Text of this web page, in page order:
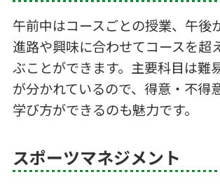
午前中はコースごとの授業、午後
進路や興味に合わせてコースを超
ぶことができます。主要科目は難
が分かれているので、得意・不得
学び方ができるのも魅力です。
スポーツマネジメント